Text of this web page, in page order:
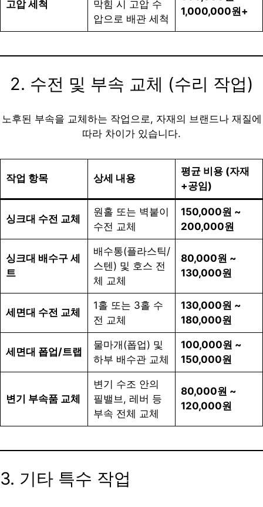
고압 세척
막힘 시 고압 수
압으로 배관 세척
1,000,000원+
2. 수전 및 부속 교체 (수리 작업)
노후된 부속을 교체하는 작업으로, 자재의 브랜드나 재질에
따라 차이가 있습니다.
작업 항목 상세 내용
평균 비용 (자재
+공임)
싱크대 수전 교체
원홀 또는 벽붙이
수전 교체
150,000원 ~
200,000원
싱크대 배수구 세
트
배수통(플라스틱/
스텐) 및 호스 전
체 교체
80,000원 ~
130,000원
세면대 수전 교체
1홀 또는 3홀 수
전 교체
130,000원 ~
180,000원
세면대 폽업/트랩
물마개(폽업) 및
하부 배수관 교체
100,000원 ~
150,000원
변기 부속품 교체
변기 수조 안의
필밸브, 레버 등
부속 전체 교체
80,000원 ~
120,000원
3. 기타 특수 작업